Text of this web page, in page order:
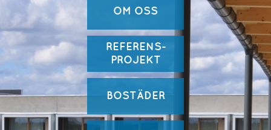
OM OSS
REFERENS-
PROJEKT
BOSTÄDER